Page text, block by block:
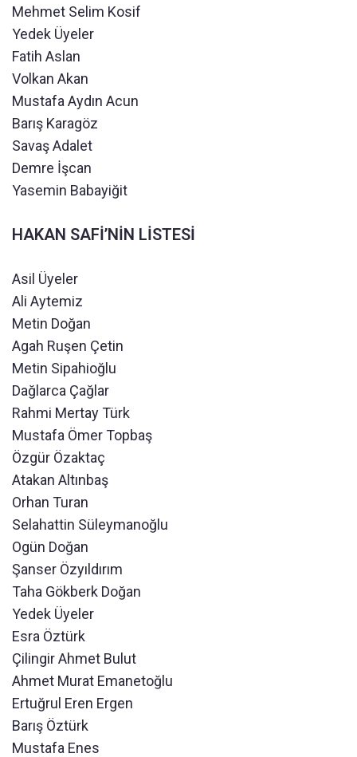
Mehmet Selim Kosif
Yedek Üyeler
Fatih Aslan
Volkan Akan
Mustafa Aydın Acun
Barış Karagöz
Savaş Adalet
Demre İşcan
Yasemin Babayiğit
HAKAN SAFİ’NİN LİSTESİ
Asil Üyeler
Ali Aytemiz
Metin Doğan
Agah Ruşen Çetin
Metin Sipahioğlu
Dağlarca Çağlar
Rahmi Mertay Türk
Mustafa Ömer Topbaş
Özgür Özaktaç
Atakan Altınbaş
Orhan Turan
Selahattin Süleymanoğlu
Ogün Doğan
Şanser Özyıldırım
Taha Gökberk Doğan
Yedek Üyeler
Esra Öztürk
Çilingir Ahmet Bulut
Ahmet Murat Emanetoğlu
Ertuğrul Eren Ergen
Barış Öztürk
Mustafa Enes